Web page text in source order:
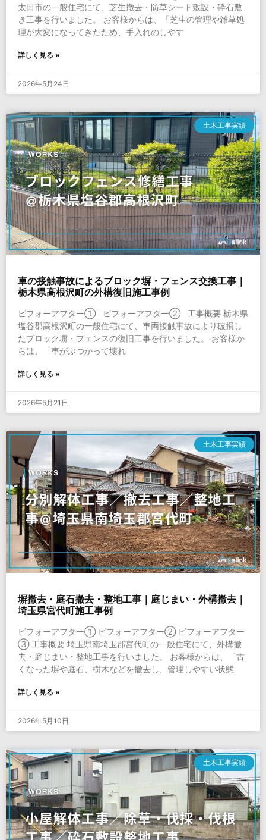
太田市の一般住宅にて、芝生撤去・防草シート敷設・砕石敷
き工事を行いました。 お客様からは、「芝生の管理や雑草処
理が大変になってきたため、手入れのしやす
詳しく見る »
2026年5月24日
土木工事実績
車の接触事故によるブロック塀・フェンス交換工事｜
栃木県高根沢町の外構復旧施工事例
ビフォーアフター① ビフォーアフター② 工事概要 栃木県
塩谷郡高根沢町の一般住宅にて、車両接触事故により破損し
たブロック塀・フェンスの復旧工事を行いました。 お客様か
らは、「車がぶつかって壊れ
詳しく見る »
2026年5月21日
土木工事実績
塀撤去・庭石撤去・整地工事｜庭じまい・外構撤去｜
埼玉県宮代町施工事例
ビフォーアフター① ビフォーアフター② ビフォーアフター
③ 工事概要 埼玉県南埼玉郡宮代町の一般住宅にて、外構撤
去・庭じまい・整地工事を行いました。 お客様からは、「古
くなった塀や庭石、樹木などを撤去し、管理しやすい状態
詳しく見る »
2026年5月10日
土木工事実績